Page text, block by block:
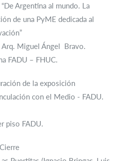
Argentina al mundo. La
de una PyME dedicada al
Miguel Ángel Bravo.
FADU – FHUC.
de la exposición
con el Medio - FADU.
piso FADU.